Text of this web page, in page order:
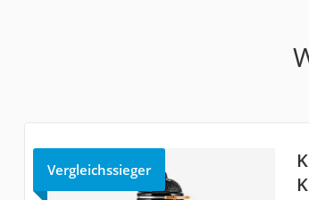
Vergleichssieger